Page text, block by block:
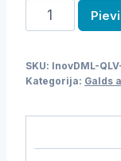
Galds
ar
augstumu
plauktu
SKU: lnovDML-
Kategorija: Galds